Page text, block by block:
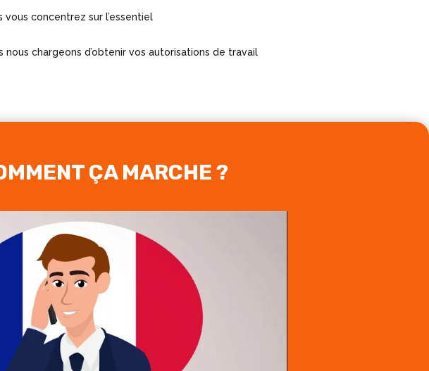
vous concentrez sur l’essentiel
nous chargeons d’obtenir vos autorisations de travail
ÇA MARCHE ?